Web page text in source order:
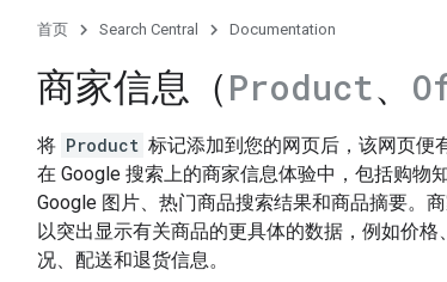
首页 Search Central Documentation
商家信息（Product、
将 Product 标记添加到您的网页后，该网页便
在 Google 搜索上的商家信息体验中，包括购物知
Google 图片、热门商品搜索结果和商品摘要。
以突出显示有关商品的更具体的数据，例如价格
况、配送和退货信息。